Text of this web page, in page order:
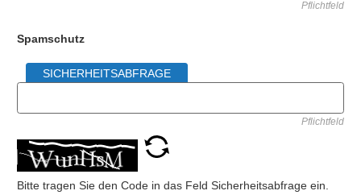
Pflichtfeld
Spamschutz
SICHERHEITSABFRAGE
Pflichtfeld
Bitte tragen Sie den Code in das Feld Sicherheitsabfrage ein.